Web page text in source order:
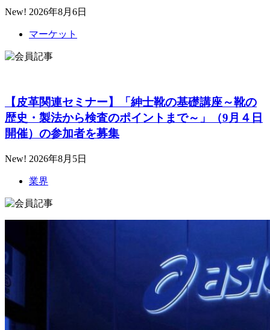
New! 2026年8月6日
マーケット
【皮革関連セミナー】「紳士靴の基礎講座～靴の
歴史・製法から検査のポイントまで～」（9月４日
開催）の参加者を募集
New! 2026年8月5日
業界